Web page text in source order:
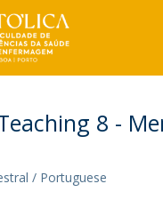
8 -
/ Portuguese